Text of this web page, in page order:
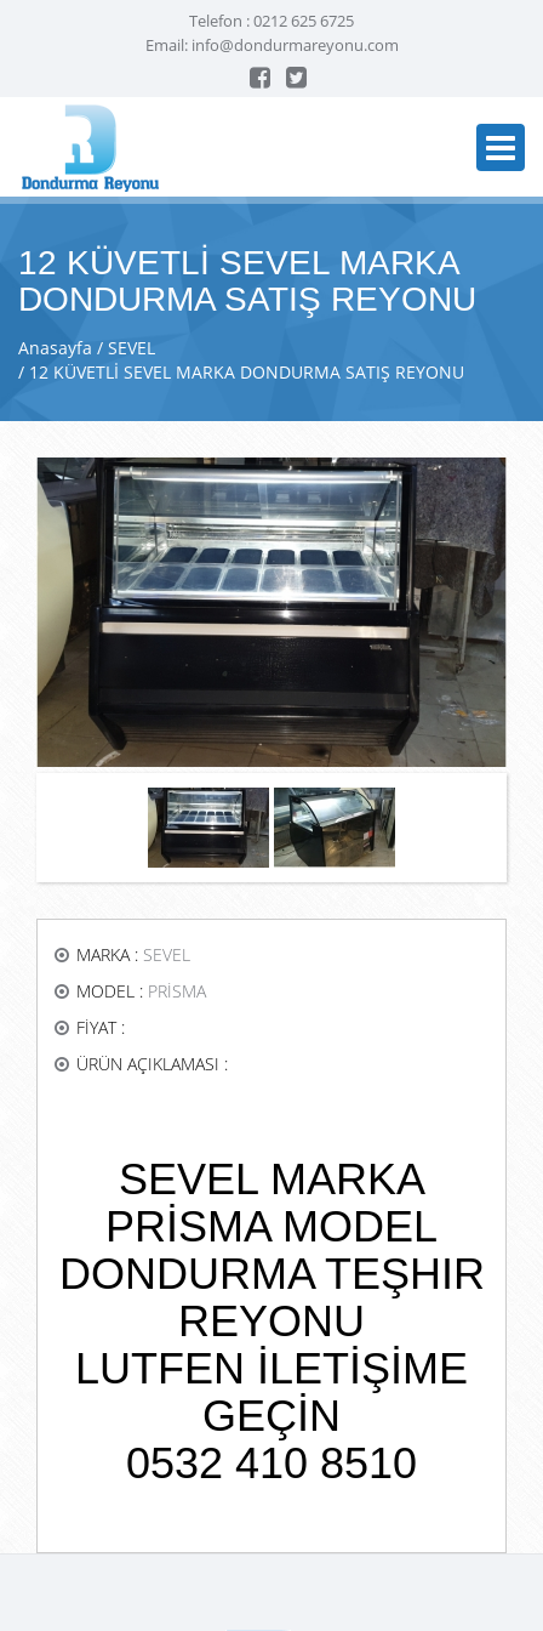
Telefon :0212 625 6725
Email: info@dondurmareyonu.com
12 KÜVETLİ SEVEL MARKA
DONDURMA SATIŞ REYONU
Anasayfa
SEVEL
12 KÜVETLİ SEVEL MARKA DONDURMA SATIŞ REYONU
MARKA : SEVEL
MODEL : PRİSMA
FİYAT :
ÜRÜN AÇIKLAMASI :
SEVEL MARKA
PRİSMA MODEL
DONDURMA TEŞHIR
REYONU
LUTFEN İLETİŞİME
GEÇİN
0532 410 8510